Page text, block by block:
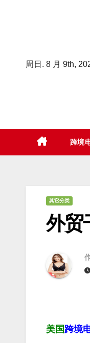
周日. 8 月 9th,
跨境
其它分类
外贸
美国 跨境